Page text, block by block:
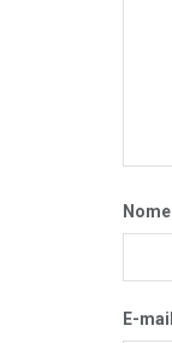
Nome
E-mail